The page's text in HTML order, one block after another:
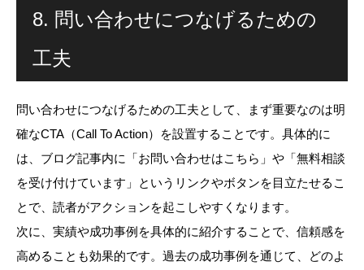
8. 問い合わせにつなげるための
工夫
問い合わせにつなげるための工夫として、まず重要なのは明
確なCTA（Call To Action）を設置することです。具体的に
は、ブログ記事内に「お問い合わせはこちら」や「無料相談
を受け付けています」というリンクやボタンを目立たせるこ
とで、読者がアクションを起こしやすくなります。
次に、実績や成功事例を具体的に紹介することで、信頼感を
高めることも効果的です。過去の成功事例を通じて、どのよ